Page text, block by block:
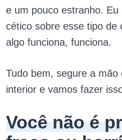
e um pouco estranho. Eu
cético sobre esse tipo de
algo funciona, funciona.
Tudo bem, segure a mão
interior e vamos fazer
Você não é